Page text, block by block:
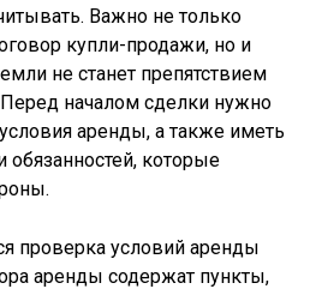
Важно не только
купли-продажи, но и
не станет препятствием
началом сделки нужно
аренды, а также иметь
обязанностей, которые
проверка условий аренды
аренды содержат пункты,